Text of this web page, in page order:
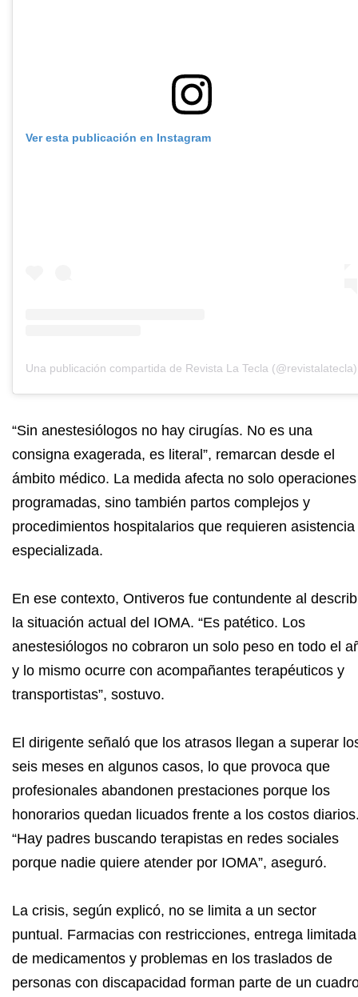
Ver esta publicación en Instagram
Una publicación compartida de Revista La Tecla (@revistalatecla)
“Sin anestesiólogos no hay cirugías. No es una
consigna exagerada, es literal”, remarcan desde el
ámbito médico. La medida afecta no solo operaciones
programadas, sino también partos complejos y
procedimientos hospitalarios que requieren asistencia
especializada.
En ese contexto, Ontiveros fue contundente al
la situación actual del IOMA. “Es patético. Los
anestesiólogos no cobraron un solo peso en todo el
y lo mismo ocurre con acompañantes terapéuticos y
transportistas”, sostuvo.
El dirigente señaló que los atrasos llegan a superar
seis meses en algunos casos, lo que provoca que
profesionales abandonen prestaciones porque los
honorarios quedan licuados frente a los costos
“Hay padres buscando terapistas en redes sociales
porque nadie quiere atender por IOMA”, aseguró.
La crisis, según explicó, no se limita a un sector
puntual. Farmacias con restricciones, entrega limitada
de medicamentos y problemas en los traslados de
personas con discapacidad forman parte de un